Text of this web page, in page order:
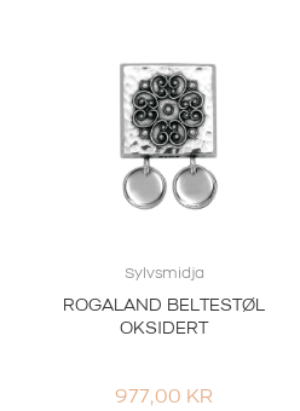
Sylvsmidja
ROGALAND BELTESTØL
OKSIDERT
977,00 KR